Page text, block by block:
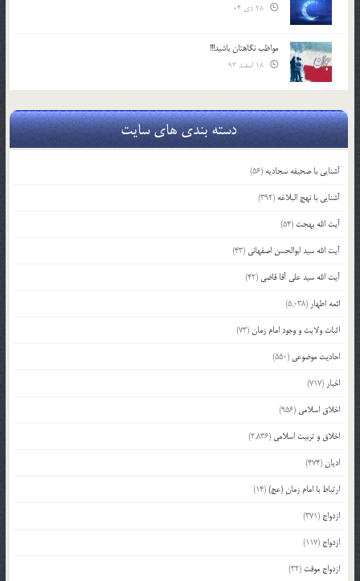
مواظب نگاهتان باشید!!!
دسته بندی های سایت
آشنایی با صحیفه سجادیه (56)
آشنایی با نهج البلاغه (392)
آیت الله بهجت (54)
آیت الله سید ابوالحسن اصفهانی (43)
آیت الله سید علی آقا قاضی (42)
ائمه اطهار (5,038)
اثبات ولایت و وجود امام زمان(73)
احادیث موضوعی (550)
اخبار (717)
اخلاق اسلامی (956)
اخلاق و تربیت اسلامی (2,836)
ادیان(474)
ارتباط با امام زمان (عج)(14)
ازدواج (371)
ازدواج (117)
ازدواج موقت (32)